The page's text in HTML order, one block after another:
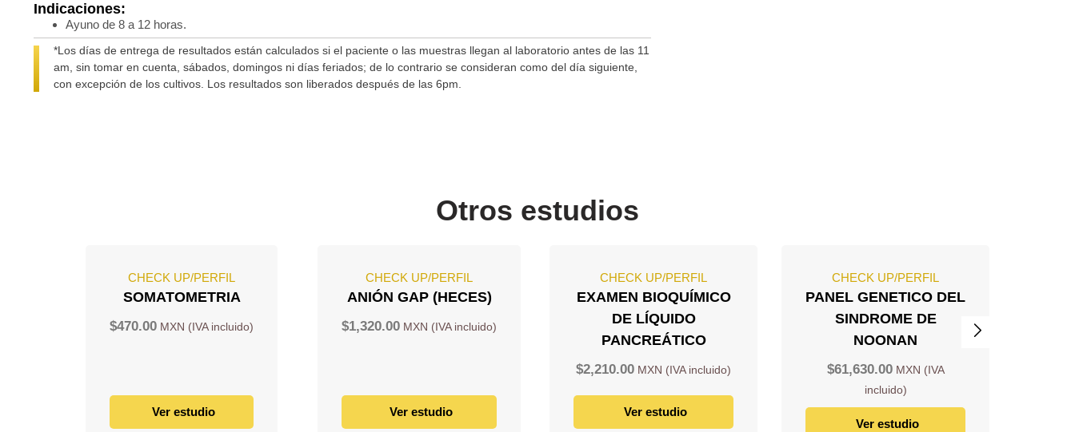
Indicaciones:
Ayuno de 8 a 12 horas.
*Los días de entrega de resultados están calculados si el paciente o las muestras llegan al laboratorio antes de las 11
am, sin tomar en cuenta, sábados, domingos ni días feriados; de lo contrario se consideran como del día siguiente,
con excepción de los cultivos. Los resultados son liberados después de las 6pm.
Otros estudios
CHECK UP/PERFIL
SOMATOMETRIA
$470.00
Ver estudio
CHECK UP/PERFIL
ANIÓN GAP (HECES)
$1,320.00
Ver estudio
CHECK UP/PERFIL
EXAMEN BIOQUÍMICO
DE LÍQUIDO
PANCREÁTICO
$2,210.00
Ver estudio
CHECK UP/PERFIL
PANEL GENETICO DEL
SINDROME DE
NOONAN
$61,630.00
Ver estudio